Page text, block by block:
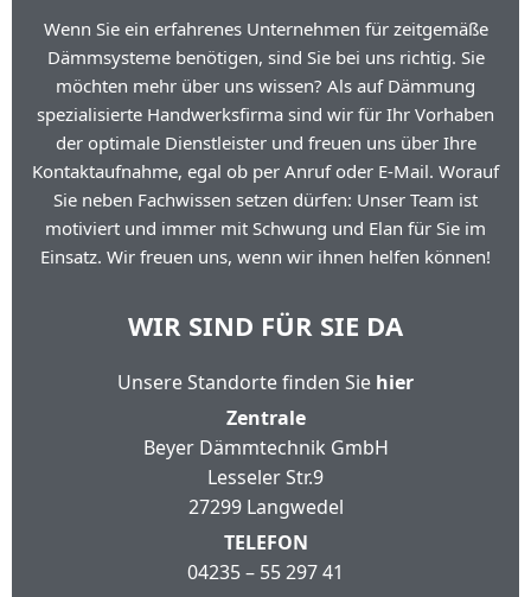
Wenn Sie ein erfahrenes Unternehmen für zeitgemäße
Dämmsysteme benötigen, sind Sie bei uns richtig. Sie
möchten mehr über uns wissen? Als auf Dämmung
spezialisierte Handwerksfirma sind wir für Ihr Vorhaben
der optimale Dienstleister und freuen uns über Ihre
Kontaktaufnahme, egal ob per Anruf oder E-Mail. Worauf
Sie neben Fachwissen setzen dürfen: Unser Team ist
motiviert und immer mit Schwung und Elan für Sie im
Einsatz. Wir freuen uns, wenn wir ihnen helfen können!
WIR SIND FÜR SIE DA
Unsere Standorte finden Sie hier
Zentrale
Beyer Dämmtechnik GmbH
Lesseler Str.9
27299 Langwedel
TELEFON
04235 – 55 297 41